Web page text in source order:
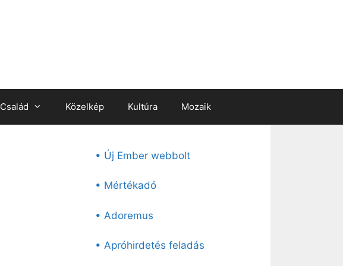
Család Közelkép Kultúra Mozaik
• Új Ember webbolt
• Mértékadó
• Adoremus
• Apróhirdetés feladás